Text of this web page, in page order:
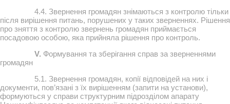
4.4. Звернення громадян знімаються з контролю тільки
після вирішення питань, порушених у таких зверненнях. Рішення
про зняття з контролю звернень громадян приймається
посадовою особою, яка прийняла рішення про контроль.
V. Формування та зберігання справ за зверненнями
громадян
5.1. Звернення громадян, копії відповідей на них і
документи, пов’язані з їх вирішенням (запити на установи),
формуються у справи структурним підрозділом апарату